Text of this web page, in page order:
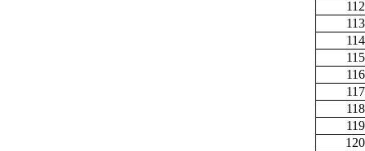
112
113
114
115
116
117
118
119
120